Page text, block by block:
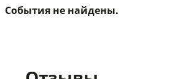
События не найдены.